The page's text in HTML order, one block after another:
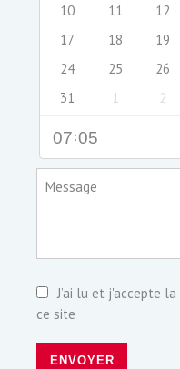
10
11 12
17
18 19
24
25 26
31
1 2
07 :05
Message
J’ai lu et j'accepte la
ce site
ENVOYER